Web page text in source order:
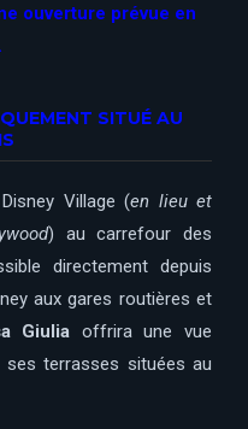
ouverture prévue en
SITUÉ AU
Village (en lieu et
) au carrefour des
directement depuis
aux gares routières et
Giulia offrira une vue
ses terrasses situées au